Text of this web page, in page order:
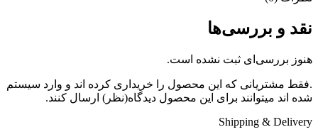
نقد و بررسی‌ها
هنوز بررسی‌ای ثبت نشده است.
.فقط مشتریانی که این محصول را خریداری کرده اند و وارد سیستم
شده اند میتوانند برای این محصول دیدگاه(نظر) ارسال کنند.
Shipping & Delivery